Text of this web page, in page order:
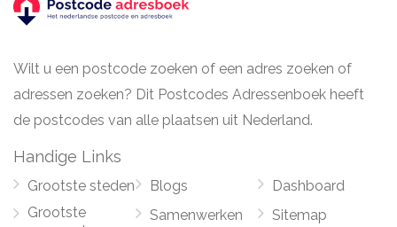
Wilt u een postcode zoeken of een adres zoeken of
adressen zoeken? Dit Postcodes Adressenboek heeft
de postcodes van alle plaatsen uit Nederland.
Handige Links
Grootste steden
Grootste
Blogs
Samenwerken
Dashboard
Sitemap